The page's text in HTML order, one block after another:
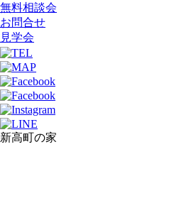
無料相談会
お問合せ
見学会
新高町の家